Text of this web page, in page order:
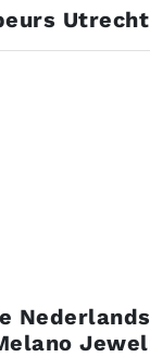
Utrecht